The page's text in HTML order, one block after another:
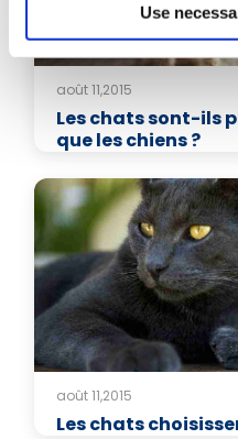
Use
août 11,2015
Les chats sont-ils
que les chiens ?
août 11,2015
Les chats